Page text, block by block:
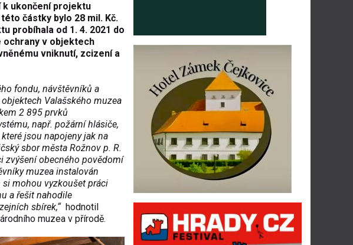
k ukončení projektu
částky bylo 28 mil. Kč.
probíhala od 1. 4. 2021 do
ochrany v objektech
vniknutí, zcizení a
fondu, návštěvníků a
Valašského muzea
2 895 prvků
např. požární hlásiče,
jsou napojeny jak na
sbor města Rožnov p. R.
zvýšení obecného povědomí
muzea instalován
mohou vyzkoušet práci
a řešit nahodile
sbírek,“hodnotil
muzea v přírodě.